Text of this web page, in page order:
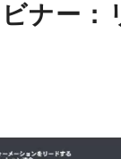
ナー：